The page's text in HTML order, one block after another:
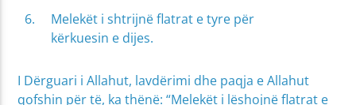
Melekët i shtrijnë flatrat e tyre për
kërkuesin e dijes.
I Dërguari i Allahut, lavdërimi dhe paqja e Allahut
qofshin për të, ka thënë: “Melekët i lëshojnë flatrat e